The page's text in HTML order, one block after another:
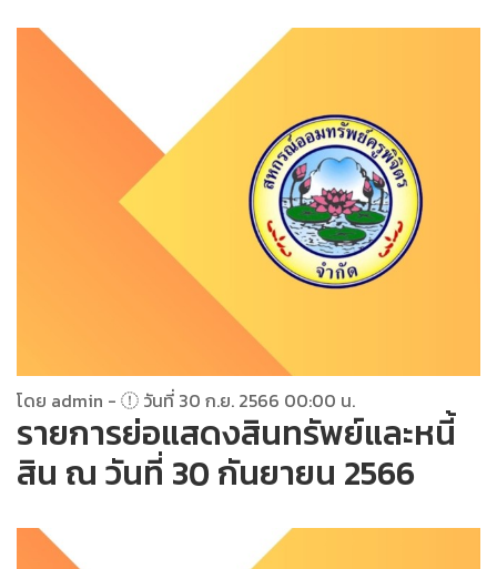
โดย admin - วันที่ 30 ก.ย. 2566 00:00 น.
รายการย่อแสดงสินทรัพย์และหนี้
สิน ณ วันที่ 30 กันยายน 2566